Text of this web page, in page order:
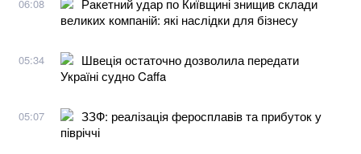
06:08
великих компаній: які наслідки для бізнесу
05:34
Швеція остаточно дозволила передати
Україні судно Caffa
05:07
ЗЗФ: реалізація феросплавів та прибуток у
півріччі